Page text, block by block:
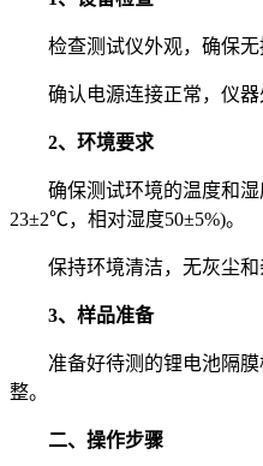
检查测试仪外观，确保无
确认电源连接正常，仪器
2、环境要求
确保测试环境的温度和湿
23±2℃，相对湿度50±5%)。
保持环境清洁，无灰尘和
3、样品准备
准备好待测的锂电池隔膜
整。
二、操作步骤